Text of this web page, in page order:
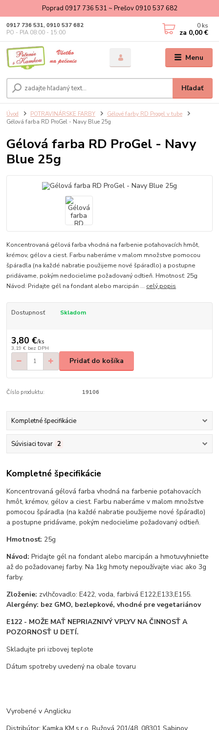
Poprad 0917 736 531 ~ Prešov 0910 537 682
Menu
Hľadať
0917 736 531, 0910 537 682
PO - PIA 08:00 - 15:00
0 ks
za 0,00 €
Úvod POTRAVINÁRSKE FARBY
Gélové farby RD Progel v tube
Gélová farba RD ProGel - Navy Blue 25g
Gélová farba RD ProGel - Navy
Blue 25g
Koncentrovaná gélová farba vhodná na farbenie poťahovacích hmôt,
krémov, gélov a ciest. Farbu naberáme v malom množstve pomocou
špáradla (na každé nabratie použijeme nové špáradlo) a postupne
pridávame, pokým nedocielime požadovaný odtieň. Hmotnosť: 25g
Návod: Pridajte gél na fondant alebo marcipán ... celý popis
Dostupnosť Skladom
3,80 €/ks
3,19 € bez DPH
Pridať do košíka
Číslo produktu: 19106
Kompletné špecifikácie
Súvisiaci tovar 2
Kompletné špecifikácie
Koncentrovaná gélová farba vhodná na farbenie poťahovacích
hmôt, krémov, gélov a ciest. Farbu naberáme v malom množstve
pomocou špáradla (na každé nabratie použijeme nové špáradlo)
a postupne pridávame, pokým nedocielime požadovaný odtieň.
Hmotnosť: 25g
Návod:Pridajte gél na fondant alebo marcipán a hmotuvyhnieťte
až do požadovanej farby. Na 1kg hmoty nepoužívajte viac ako 3g
farby.
Zloženie: zvlhčovadlo: E422, voda, farbivá E122,E133,E155.
Alergény: bez GMO, bezlepkové, vhodné pre vegetariánov
E122 - MOŽE MAŤ NEPRIAZNIVÝ VPLYV NA ČINNOSŤ A
POZORNOSŤ U DETÍ.
Skladujte pri izbovej teplote
Dátum spotreby uvedený na obale tovaru
Vyrobené v Anglicku
Distribútor: Kamka KM,s.r.o. Ružová 201/48, 08301 Sabinov